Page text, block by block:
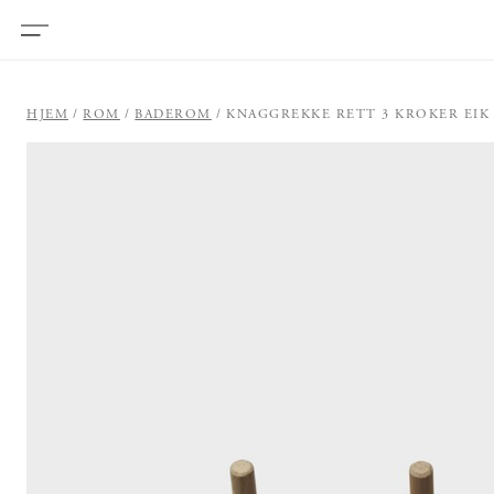
HJEM ROM BADEROM KNAGGREKKE RETT 3 KROKER EIK